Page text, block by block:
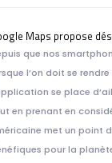
Maps propose
que nos
l’on doit se
se place
en prenant en
met un point
pour la